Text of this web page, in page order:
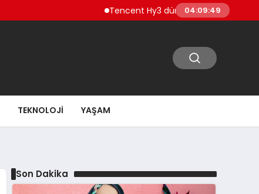
Tencent Hy3 dünya genelinde kullanıma
04:09:50
TEKNOLOJI YAŞAM
Son Dakika